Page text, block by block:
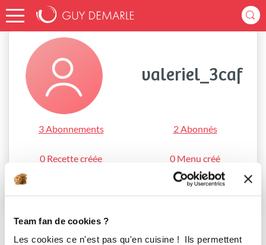
Team fan de cookies ?
Les cookies ce n'est pas qu'en cuisine ! Ils permettent
Accueil valeriel_3caf
valeriel_3caf
3 Abonnements 2 Abonnés
0 Recette créée 0 Menu créé